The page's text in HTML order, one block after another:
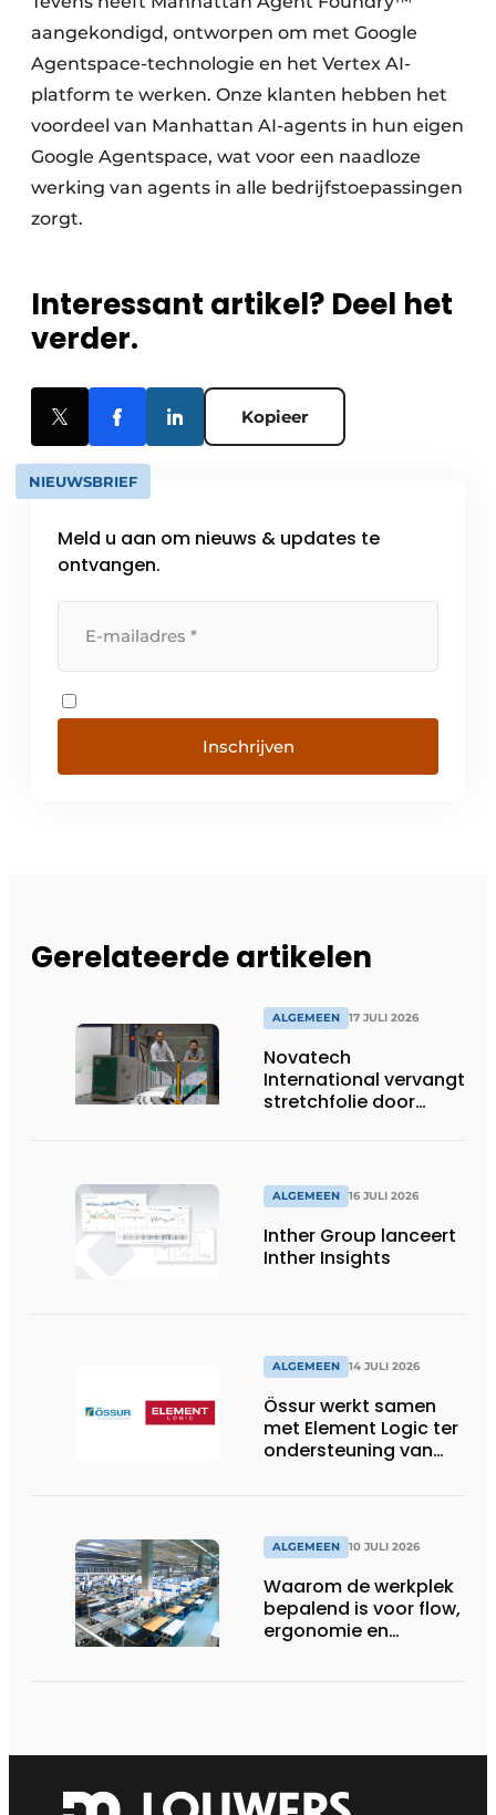
aangekondigd, ontworpen om met Google
Agentspace-technologie en het Vertex AI-
platform te werken. Onze klanten hebben het
voordeel van Manhattan AI-agents in hun eigen
Google Agentspace, wat voor een naadloze
werking van agents in alle bedrijfstoepassingen
zorgt.
Interessant artikel? Deel het
verder.
Kopieer
NIEUWSBRIEF
Meld u aan om nieuws & updates te
ontvangen.
Inschrijven
Gerelateerde artikelen
ALGEMEEN 17 JULI 2026
Novatech
International vervangt
stretchfolie door
ALGEMEEN 16 JULI 2026
Inther Group lanceert
Inther Insights
ALGEMEEN 14 JULI 2026
Össur werkt samen
met Element Logic ter
ondersteuning van
ALGEMEEN 10 JULI 2026
Waarom de werkplek
bepalend is voor flow,
ergonomie en